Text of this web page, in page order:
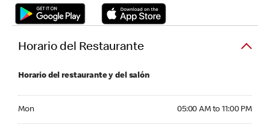
Horario del Restaurante
Horario del restaurante y del salón
Mon 05:00 AM to 11:00 PM